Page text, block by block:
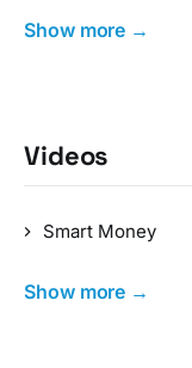
Show more →
Videos
Smart Money
Show more →